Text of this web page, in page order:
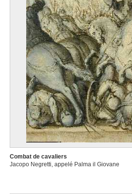
Combat de cavaliers
Jacopo Negretti, appelé Palma il Giovane